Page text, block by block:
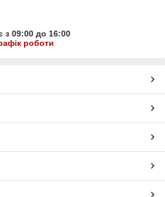
з 09:00 до 16:00
роботи